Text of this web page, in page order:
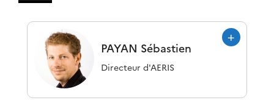
PAYAN Sébastien
Directeur d'AERIS